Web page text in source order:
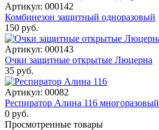
Артикул: 000142
Комбинезон защитный одноразовый
150 руб.
Артикул: 000143
Очки защитные открытые Люцерна
35 руб.
Артикул: 00082
Респиратор Алина 116 многоразовый
0 руб.
Просмотренные товары